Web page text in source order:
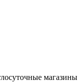
магазины